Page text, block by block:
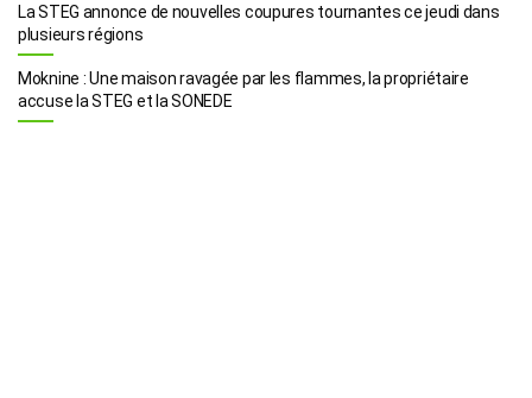
La STEG annonce de nouvelles coupures tournantes ce jeudi dans
plusieurs régions
Moknine : Une maison ravagée par les flammes, la propriétaire
accuse la STEG et la SONEDE